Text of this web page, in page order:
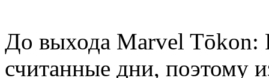
До выхода Marvel Tōkon:
считанные дни, поэтому